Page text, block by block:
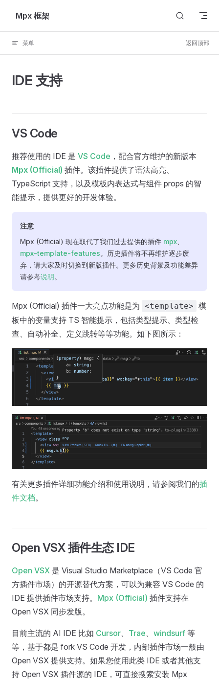
Skip to content
Mpx 框架
菜单 返回顶部
IDE 支持
VS Code
推荐使用的 IDE 是 VS Code ，配合官方维护的新版本
Mpx (Official) 插件。该插件提供了语法高亮、
TypeScript 支持，以及模板内表达式与组件 props 的智
能提示，提供更好的开发体验。
注意
Mpx (Official) 现在取代了我们过去提供的插件 mpx
mpx-template-features。历史插件将不再维护逐步废
弃，请大家及时切换到新版插件。更多历史背景及功能差异
请参考说明。
Mpx (Official) 插件一大亮点功能是为 <template> 模
板中的变量支持 TS 智能提示，包括类型提示、类型检
查、自动补全、定义跳转等等功能。如下图所示：
有关更多插件详细功能介绍和使用说明，请参阅我们的插
件文档。
Open VSX 插件生态 IDE
Open VSX 是 Visual Studio Marketplace（VS Code 官
方插件市场）的开源替代方案，可以为兼容 VS Code 的
IDE 提供插件市场支持。 Mpx (Official) 插件支持在
Open VSX 同步发版。
目前主流的 AI IDE 比如 Cursor、 Trae、 windsurf 等
等，基于都是 fork VS Code 开发，内部插件市场一般由
Open VSX 提供支持。如果您使用此类 IDE 或者其他支
持 Open VSX 插件源的 IDE，可直接搜索安装 Mpx